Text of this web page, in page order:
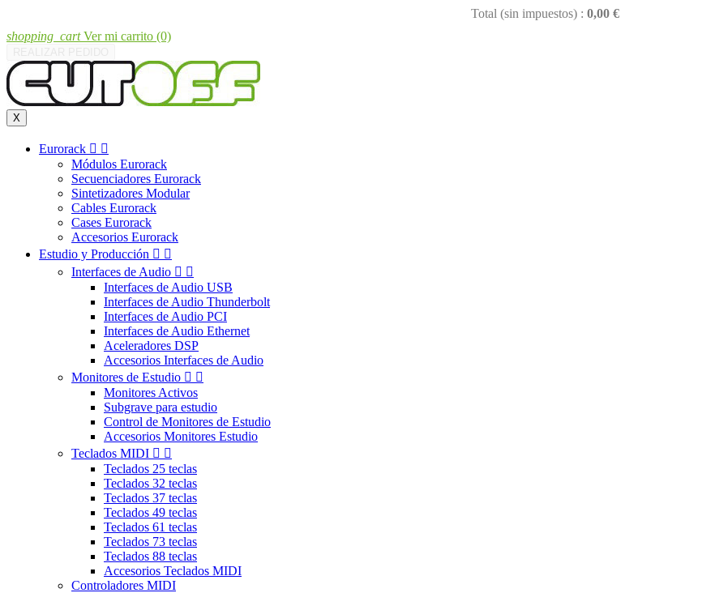
Total (sin impuestos) : 0,00 €
shopping_cart Ver mi carrito (0)
X
Eurorack  
Módulos Eurorack
Secuenciadores Eurorack
Sintetizadores Modular
Cables Eurorack
Cases Eurorack
Accesorios Eurorack
Estudio y Producción  
Interfaces de Audio  
Interfaces de Audio USB
Interfaces de Audio Thunderbolt
Interfaces de Audio PCI
Interfaces de Audio Ethernet
Aceleradores DSP
Accesorios Interfaces de Audio
Monitores de Estudio  
Monitores Activos
Subgrave para estudio
Control de Monitores de Estudio
Accesorios Monitores Estudio
Teclados MIDI  
Teclados 25 teclas
Teclados 32 teclas
Teclados 37 teclas
Teclados 49 teclas
Teclados 61 teclas
Teclados 73 teclas
Teclados 88 teclas
Accesorios Teclados MIDI
Controladores MIDI